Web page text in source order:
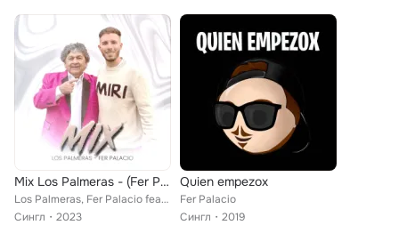
Mix Los Palmeras - (Fer Palacio Remix)
Los Palmeras, Fer Palacio feat. Fer Palacio Records
Сингл
2023
Quien empezox
Fer Palacio
Сингл
2019